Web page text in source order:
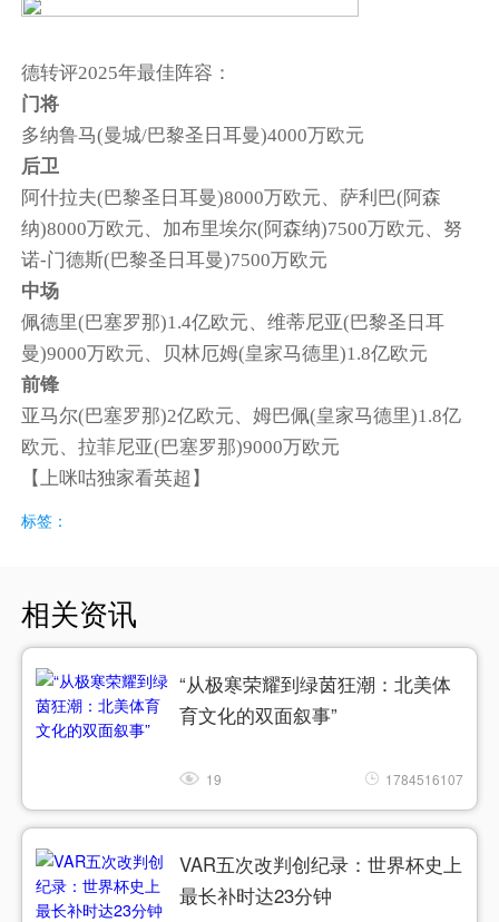
德转评2025年最佳阵容：
门将
多纳鲁马(曼城/巴黎圣日耳曼)4000万欧元
后卫
阿什拉夫(巴黎圣日耳曼)8000万欧元、萨利巴(阿森
纳)8000万欧元、加布里埃尔(阿森纳)7500万欧元、努
诺-门德斯(巴黎圣日耳曼)7500万欧元
中场
佩德里(巴塞罗那)1.4亿欧元、维蒂尼亚(巴黎圣日耳
曼)9000万欧元、贝林厄姆(皇家马德里)1.8亿欧元
前锋
亚马尔(巴塞罗那)2亿欧元、姆巴佩(皇家马德里)1.8亿
欧元、拉菲尼亚(巴塞罗那)9000万欧元
【上咪咕独家看英超】
标签：
相关资讯
“从极寒荣耀到绿茵狂潮：北美体
育文化的双面叙事”
19 1784516107
VAR五次改判创纪录：世界杯史上
最长补时达23分钟